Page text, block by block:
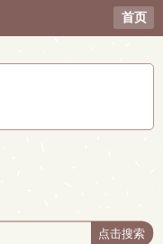
首页